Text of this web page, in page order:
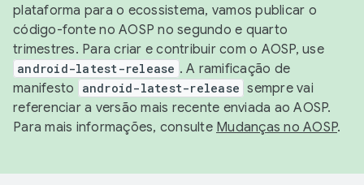
plataforma para o ecossistema, vamos publicar o
código-fonte no AOSP no segundo e quarto
trimestres. Para criar e contribuir com o AOSP, use
android-latest-release . A ramificação de
manifesto
android-latest-release sempre vai
referenciar a versão mais recente enviada ao AOSP.
Para mais informações, consulte Mudanças no AOSP.